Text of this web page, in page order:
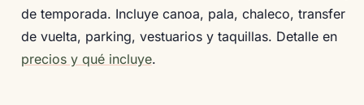
de temporada. Incluye canoa, pala, chaleco, transfer
de vuelta, parking, vestuarios y taquillas. Detalle en
precios y qué incluye.